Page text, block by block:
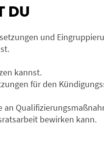
DU
und
kannst.
für den
an
bewirken kann.